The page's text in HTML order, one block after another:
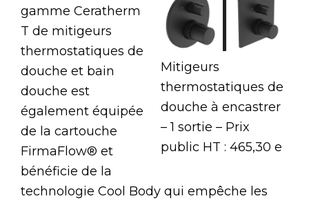
Mitigeurs
thermostatiques de
douche à encastrer
– 1 sortie – Prix
public HT : 465,30 e
gamme Ceratherm
T de mitigeurs
thermostatiques de
douche et bain
douche est
également équipée
de la cartouche
FirmaFlow® et
bénéficie de la
technologie Cool Body qui empêche les